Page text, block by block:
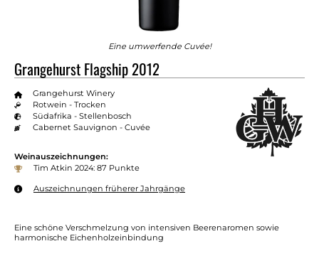
Eine umwerfende Cuvée!
Grangehurst Flagship 2012
Grangehurst Winery
Rotwein - Trocken
Südafrika - Stellenbosch
Cabernet Sauvignon - Cuvée
Weinauszeichnungen:
Tim Atkin 2024: 87 Punkte
Auszeichnungen früherer Jahrgänge
Eine schöne Verschmelzung von intensiven Beerenaromen sowie
harmonische Eichenholzeinbindung